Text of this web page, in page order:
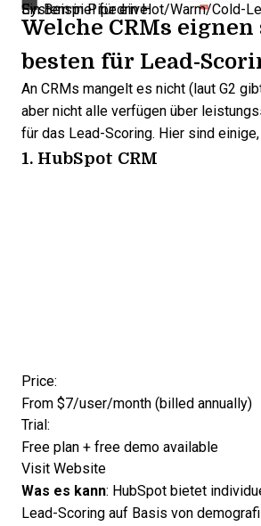
Ein Beispiel für ein Hot/Warm/Cold-Lead-Scoring-System in Pipedrive.
Welche CRMs
besten für Lead-
An CRMs mangelt es nicht (laut G2
aber nicht alle verfügen über
für das Lead-Scoring. Hier sind
1. HubSpot CRM
Opens new window
Price:
From $7/user/month (billed annually)
Trial:
Free plan + free demo available
Visit WebsiteOpens new window
Was es kann: HubSpot bietet
Lead-Scoring auf Basis von